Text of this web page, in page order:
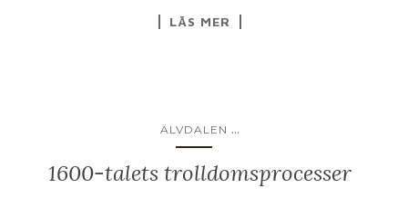
LÄS MER
ÄLVDALEN ...
1600-talets trolldomsprocesser